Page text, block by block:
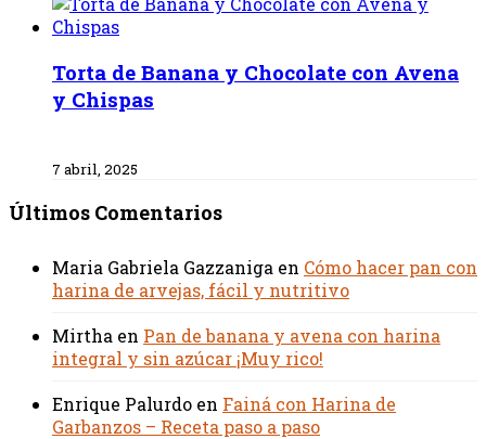
Torta de Banana y Chocolate con Avena
y Chispas
7 abril, 2025
Últimos Comentarios
Maria Gabriela Gazzaniga en Cómo hacer pan con
harina de arvejas, fácil y nutritivo
Mirtha en Pan de banana y avena con harina
integral y sin azúcar ¡Muy rico!
Enrique Palurdo en Fainá con Harina de
Garbanzos – Receta paso a paso